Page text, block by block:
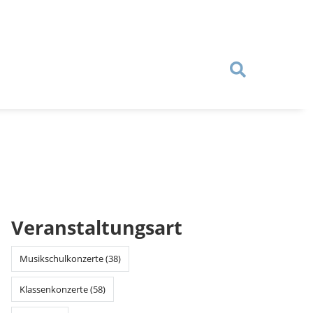
Veranstaltungsart
Musikschulkonzerte (38)
Klassenkonzerte (58)